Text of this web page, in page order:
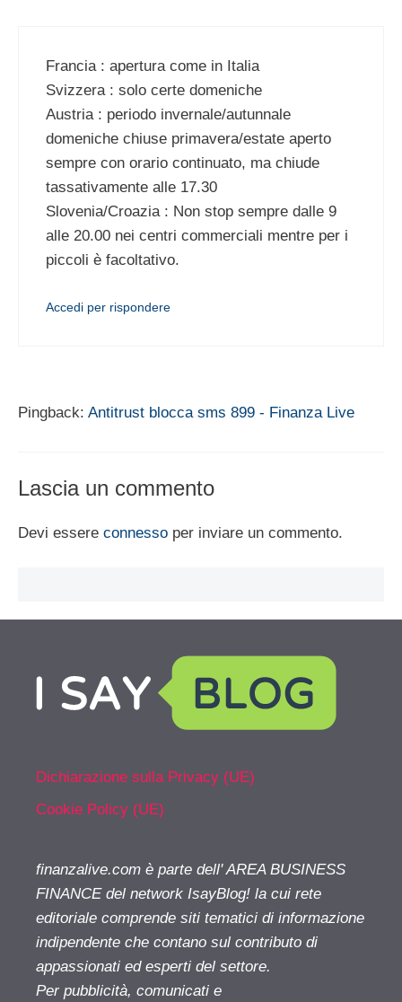
Francia : apertura come in Italia
Svizzera : solo certe domeniche
Austria : periodo invernale/autunnale
domeniche chiuse primavera/estate aperto
sempre con orario continuato, ma chiude
tassativamente alle 17.30
Slovenia/Croazia : Non stop sempre dalle 9
alle 20.00 nei centri commerciali mentre per i
piccoli è facoltativo.
Accedi per rispondere
Pingback: Antitrust blocca sms 899 - Finanza Live
Lascia un commento
Devi essere connesso per inviare un commento.
Dichiarazione sulla Privacy (UE)
Cookie Policy (UE)
finanzalive.com è parte dell' AREA BUSINESS
FINANCE del network IsayBlog! la cui rete
editoriale comprende siti tematici di informazione
indipendente che contano sul contributo di
appassionati ed esperti del settore.
Per pubblicità, comunicati e